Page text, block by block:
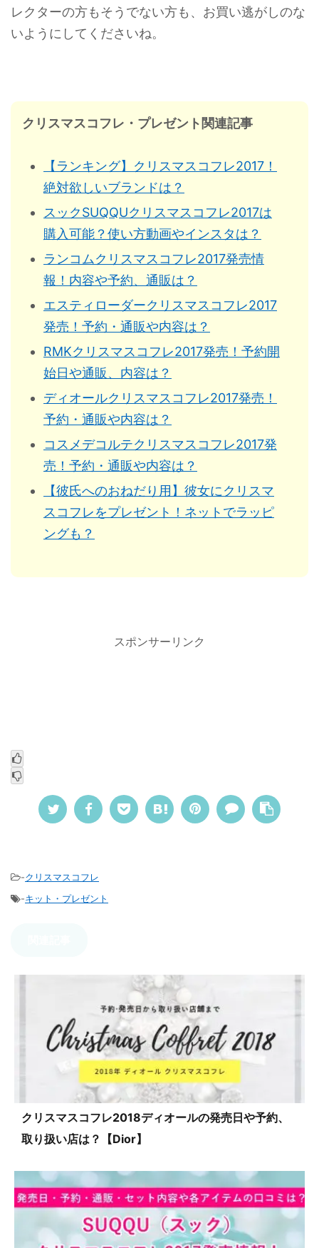
レクターの方もそうでない方も、お買い逃がしのな
いようにしてくださいね。
クリスマスコフレ・プレゼント関連記事
【ランキング】クリスマスコフレ2017！
絶対欲しいブランドは？
スックSUQQUクリスマスコフレ2017は
購入可能？使い方動画やインスタは？
ランコムクリスマスコフレ2017発売情
報！内容や予約、通販は？
エスティローダークリスマスコフレ2017
発売！予約・通販や内容は？
RMKクリスマスコフレ2017発売！予約開
始日や通販、内容は？
ディオールクリスマスコフレ2017発売！
予約・通販や内容は？
コスメデコルテクリスマスコフレ2017発
売！予約・通販や内容は？
【彼氏へのおねだり用】彼女にクリスマ
スコフレをプレゼント！ネットでラッピ
ングも？
スポンサーリンク
-クリスマスコフレ
-キット・プレゼント
クリスマスコフレ2018ディオールの発売日や予約、
取り扱い店は？【Dior】